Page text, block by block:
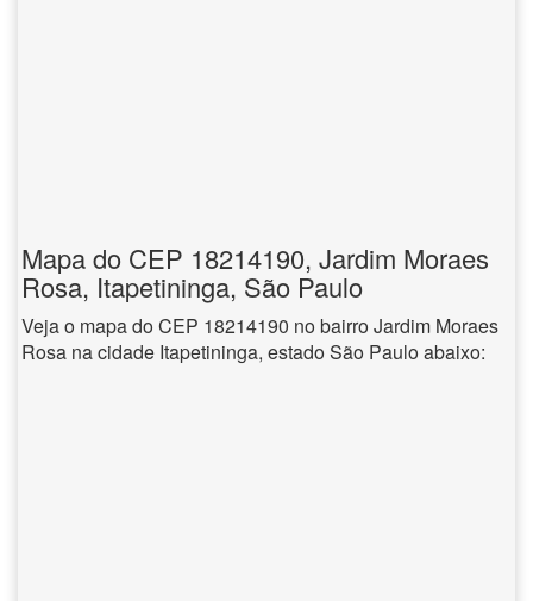
Mapa do CEP 18214190, Jardim Moraes
Rosa, Itapetininga, São Paulo
Veja o mapa do CEP 18214190 no bairro Jardim Moraes
Rosa na cidade Itapetininga, estado São Paulo abaixo: